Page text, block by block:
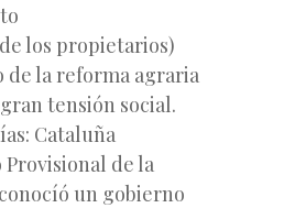
los propietarios)
de la reforma agraria
tensión social.
Cataluña
Provisional de la
un gobierno